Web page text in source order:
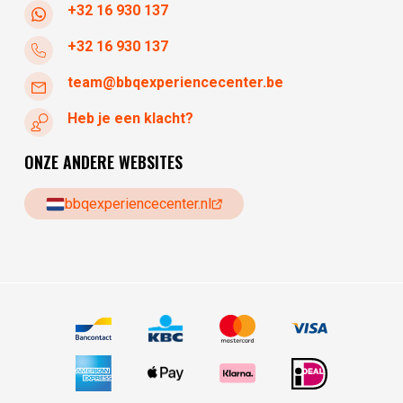
+32 16 930 137
+32 16 930 137
team@bbqexperiencecenter.be
Heb je een klacht?
ONZE ANDERE WEBSITES
bbqexperiencecenter.nl